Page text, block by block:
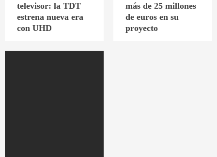
televisor: la TDT
estrena nueva era
con UHD
más de 25 millones
de euros en su
proyecto